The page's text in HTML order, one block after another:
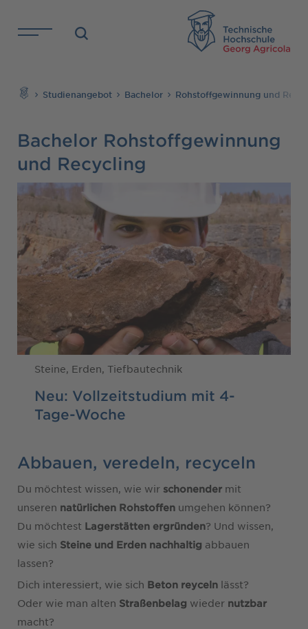
Direkt zu den Inhalten springen
Studienangebot Bachelor Rohstoffgewinnung und
Bachelor Rohstoffgewinnung
und Recycling
Steine, Erden, Tiefbautechnik
Neu: Vollzeitstudium mit 4-
Tage-Woche
Abbauen, veredeln, recyceln
Du möchtest wissen, wie wir schonender mit
unseren natürlichen Rohstoffen umgehen können?
Du möchtest Lagerstätten ergründen? Und wissen,
wie sich Steine und Erden nachhaltig abbauen
lassen?
Dich interessiert, wie sich Beton reyceln lässt?
Oder wie man alten Straßenbelag wieder nutzbar
macht?